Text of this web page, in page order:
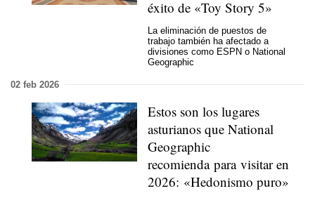
éxito de «Toy Story 5»
La eliminación de puestos de
trabajo también ha afectado a
divisiones como ESPN o National
Geographic
02 feb 2026
Estos son los lugares
asturianos que National
Geographic
recomienda para visitar en
2026: «Hedonismo puro»